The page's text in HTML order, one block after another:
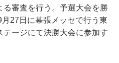
る審査を行う。予選大会を勝
27日に幕張メッセで行う東
ージにて決勝大会に参加す